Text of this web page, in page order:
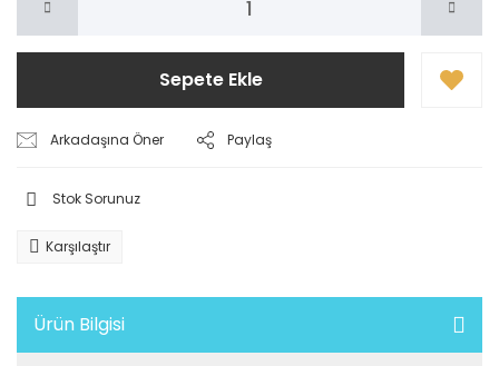
Sepete Ekle
Arkadaşına Öner Paylaş
Stok Sorunuz
Karşılaştır
Ürün Bilgisi